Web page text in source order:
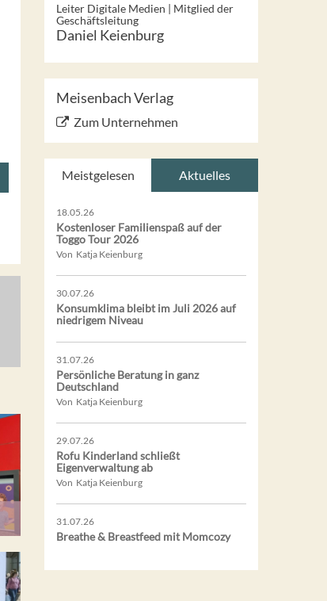
Leiter Digitale Medien | Mitglied der
Geschäftsleitung
Daniel Keienburg
Meisenbach Verlag
Zum Unternehmen
Meistgelesen Aktuelles
18.05.26
Kostenloser Familienspaß auf der
Toggo Tour 2026
Von Katja Keienburg
30.07.26
Konsumklima bleibt im Juli 2026 auf
niedrigem Niveau
31.07.26
Persönliche Beratung in ganz
Deutschland
Von Katja Keienburg
29.07.26
Rofu Kinderland schließt
Eigenverwaltung ab
Von Katja Keienburg
31.07.26
Breathe & Breastfeed mit Momcozy